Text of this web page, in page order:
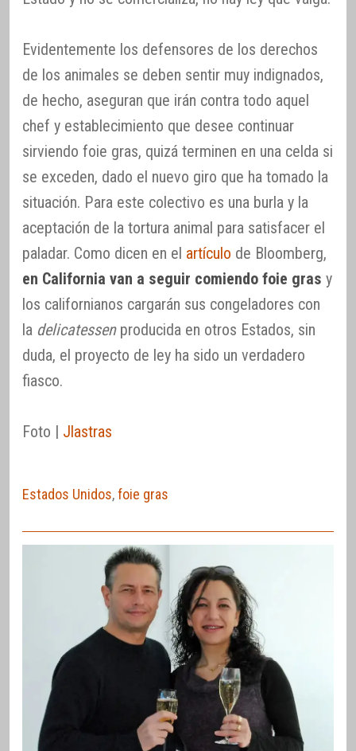
Evidentemente los defensores de los derechos
de los animales se deben sentir muy indignados,
de hecho, aseguran que irán contra todo aquel
chef y establecimiento que desee continuar
sirviendo foie gras, quizá terminen en una celda si
se exceden, dado el nuevo giro que ha tomado la
situación. Para este colectivo es una burla y la
aceptación de la tortura animal para satisfacer el
paladar. Como dicen en el artículo de Bloomberg,
en California van a seguir comiendo foie gras y
los californianos cargarán sus congeladores con
la delicatessenproducida en otros Estados, sin
duda, el proyecto de ley ha sido un verdadero
fiasco.
Foto | Jlastras
Estados Unidos,foie gras